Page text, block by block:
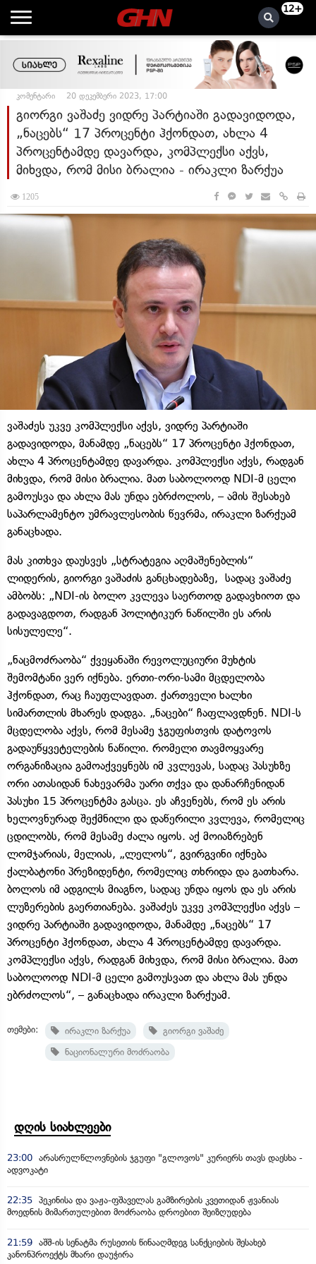
12+
კომენტარი 20 დეკემბერი 2023, 17:00
გიორგი ვაშაძე ვიდრე პარტიაში გადავიდოდა,
„ნაცებს“ 17 პროცენტი ჰქონდათ, ახლა 4
პროცენტამდე დავარდა, კომპლექსი აქვს,
მიხვდა, რომ მისი ბრალია - ირაკლი ზარქუა
1205
ვაშაძეს უკვე კომპლექსი აქვს, ვიდრე პარტიაში
გადავიდოდა, მანამდე „ნაცებს“ 17 პროცენტი ჰქონდათ,
ახლა 4 პროცენტამდე დავარდა. კომპლექსი აქვს, რადგან
მიხვდა, რომ მისი ბრალია. მათ საბოლოოდ NDI-მ ცელი
გამოუსვა და ახლა მას უნდა ებრძოლოს, – ამის შესახებ
საპარლამენტო უმრავლესობის წევრმა, ირაკლი ზარქუამ
განაცხადა.
მას კითხვა დაუსვეს „სტრატეგია აღმაშენებლის“
ლიდერის, გიორგი ვაშაძის განცხადებაზე, სადაც ვაშაძე
ამბობს: „NDI-ის ბოლო კვლევა საერთოდ გადავხიოთ და
გადავაგდოთ, რადგან პოლიტიკურ ნაწილში ეს არის
სისულელე“.
„ნაცმოძრაობა“ ქვეყანაში რევოლუციური მუხტის
შემომტანი ვერ იქნება. ერთი-ორი-სამი მცდელობა
ჰქონდათ, რაც ჩაუფლავდათ. ქართველი ხალხი
სიმართლის მხარეს დადგა. „ნაცები“ ჩაფლავდნენ. NDI-ს
მცდელობა აქვს, რომ მესამე ჯგუფისთვის დატოვოს
გადაუწყვეტელების ნაწილი. რომელი თავმოყვარე
ორგანიზაცია გამოაქვეყნებს იმ კვლევას, სადაც პასუხზე
ორი ათასიდან ნახევარმა უარი თქვა და დანარჩენიდან
პასუხი 15 პროცენტმა გასცა. ეს აჩვენებს, რომ ეს არის
ხელოვნურად შექმნილი და დაწერილი კვლევა, რომელიც
ცდილობს, რომ მესამე ძალა იყოს. აქ მოიაზრებენ
ლომჯარიას, მელიას, „ლელოს“, გვირგვინი იქნება
ქალბატონი პრეზიდენტი, რომელიც თხრიდა და გათხარა.
ბოლოს იმ ადგილს მიაგნო, სადაც უნდა იყოს და ეს არის
ლუზერების გაერთიანება. ვაშაძეს უკვე კომპლექსი აქვს –
ვიდრე პარტიაში გადავიდოდა, მანამდე „ნაცებს“ 17
პროცენტი ჰქონდათ, ახლა 4 პროცენტამდე დავარდა.
კომპლექსი აქვს, რადგან მიხვდა, რომ მისი ბრალია. მათ
საბოლოოდ NDI-მ ცელი გამოუსვათ და ახლა მას უნდა
ებრძოლოს“, – განაცხადა ირაკლი ზარქუამ.
თემები: ირაკლი ზარქუა
გიორგი ვაშაძე
ნაციონალური მოძრაობა
დღის სიახლეები
23:00 არასრულწლოვნების ჯგუფი "გლოვოს" კურიერს თავს დაესხა -
ადვოკატი
22:35 პეკინისა და ვაჟა-ფშაველას გამზირების კვეთიდან ჟვანიას
მოედნის მიმართულებით მოძრაობა დროებით შეიზღუდება
21:59 აშშ-ის სენატმა რუსეთის წინააღმდეგ სანქციების შესახებ
კანონპროექტს მხარი დაუჭირა